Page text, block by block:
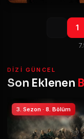
1
DIZI GÜNCEL
Son Eklenen
3. Sezon · 8. Bölüm